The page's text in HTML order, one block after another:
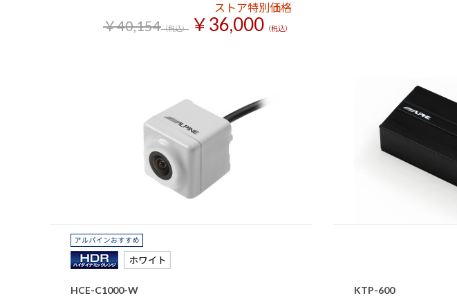
ストア特別価格
￥40,154（税込） ￥36,000 （税込）
HCE-C1000-W KTP-600